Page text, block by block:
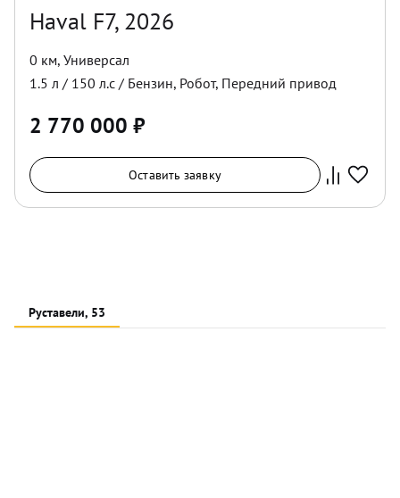
Haval F7, 2026
0 км, Универсал
1.5 л / 150 л.с / Бензин, Робот, Передний привод
2 770 000 ₽
Оставить заявку
Руставели, 53